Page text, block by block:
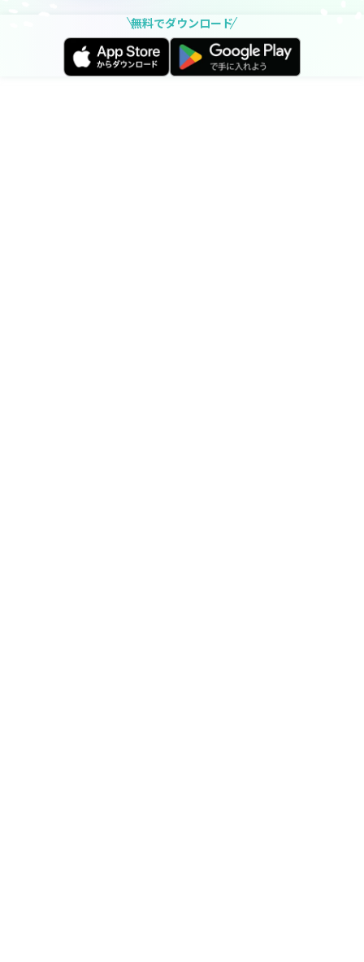
お支払いが可能です。
◆商品に関するお問い合わせにつきまして
ご不明点はこちらの「お問い合わせ」からご連絡をお願
無料でダウンロード